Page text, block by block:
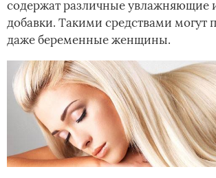
содержат различные увлажняющие
добавки. Такими средствами могут
даже беременные женщины.